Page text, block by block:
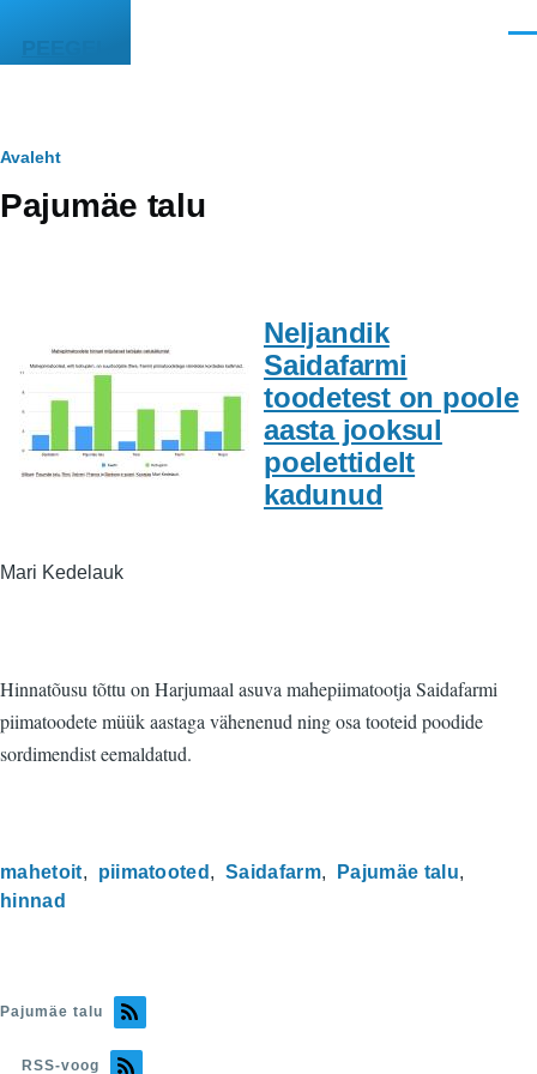
PEEGEL
Leivapuru
Avaleht
Pajumäe talu
Neljandik
Saidafarmi
toodetest on poole
aasta jooksul
poelettidelt
kadunud
Mari Kedelauk
Hinnatõusu tõttu on Harjumaal asuva mahepiimatootja Saidafarmi
piimatoodete müük aastaga vähenenud ning osa tooteid poodide
sordimendist eemaldatud.
mahetoit piimatooted Saidafarm
Pajumäe talu
hinnad
Pajumäe talu
RSS-voog